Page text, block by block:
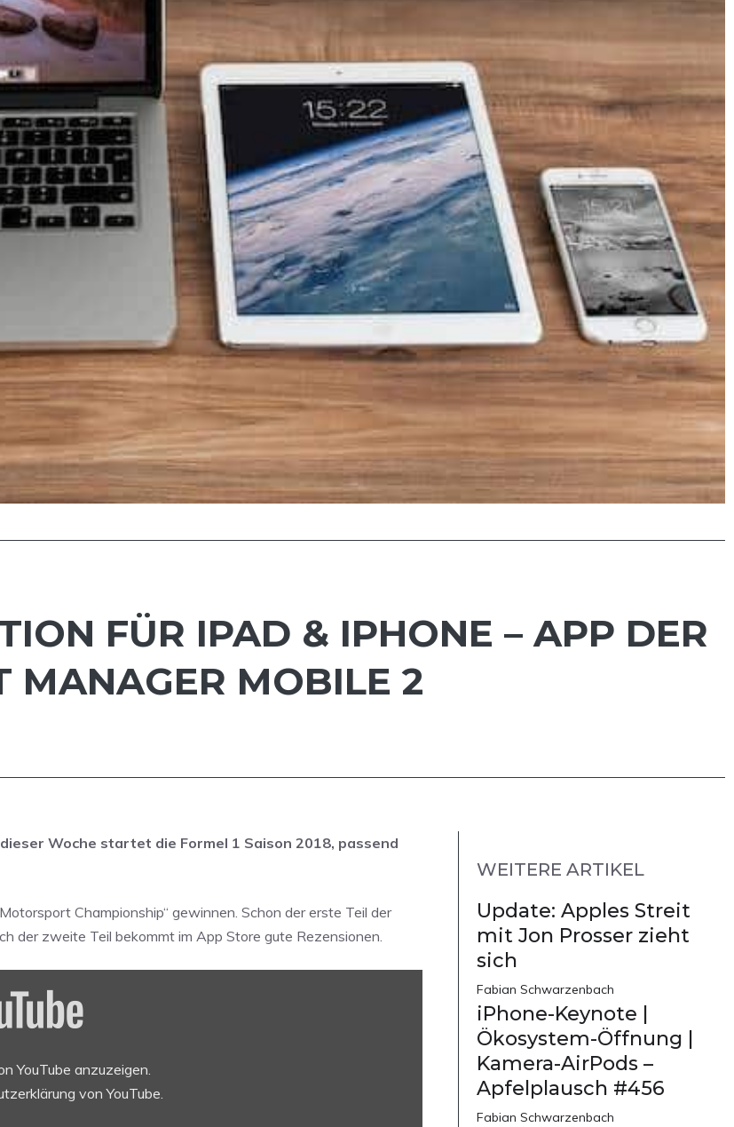
FÜR IPAD & IPHONE – APP DER
MANAGER MOBILE 2
Woche startet die Formel 1 Saison 2018, passend
Championship“ gewinnen. Schon der erste Teil der
der zweite Teil bekommt im App Store gute Rezensionen.
YouTube anzuzeigen.
von YouTube.
WEITERE ARTIKEL
Update: Apples Streit
mit Jon Prosser zieht
sich
Fabian Schwarzenbach
iPhone-Keynote |
Ökosystem-Öffnung |
Kamera-AirPods –
Apfelplausch #456
Fabian Schwarzenbach